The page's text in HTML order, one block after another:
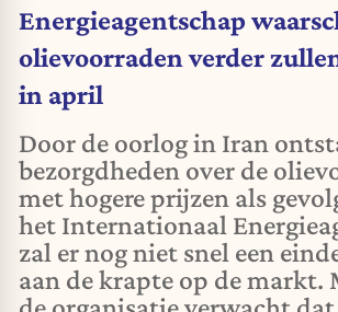
Energieagentschap
olievoorraden verder
in april
Door de oorlog in Iran
bezorgdheden over de
met hogere prijzen als
het Internationaal
zal er nog niet snel een
aan de krapte op de markt.